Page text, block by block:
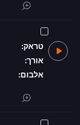
טראק:
אורך:
אלבום: